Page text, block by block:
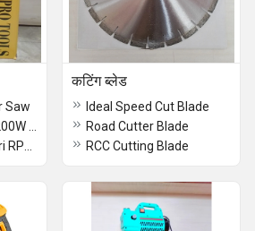
Saw
कटिंग ब्लेड
Ideal Speed Cut Blade
Road Cutter Blade
RCC Cutting Blade